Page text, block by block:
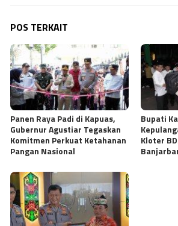
POS TERKAIT
Panen Raya Padi di Kapuas,
Gubernur Agustiar Tegaskan
Komitmen Perkuat Ketahanan
Pangan Nasional
Bupati
Kloter